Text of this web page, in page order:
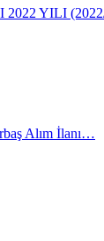
YILI
Alım İlanı…